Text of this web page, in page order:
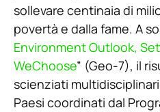
sollevare centinaia di
povertà e dalla fame. A
Environment Outlook,
WeChoose” (Geo-7), il
scienziati
Paesi coordinati dal